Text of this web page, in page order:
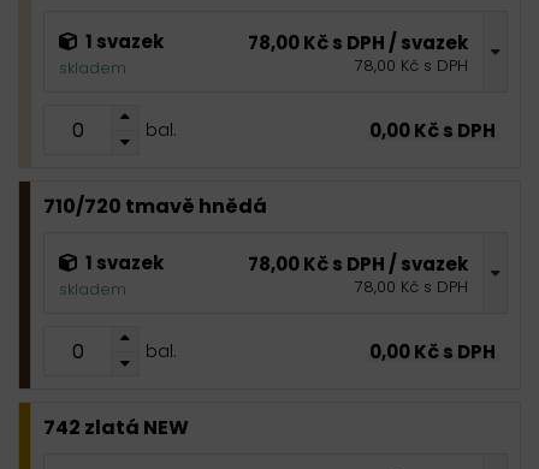
1 svazek
skladem
78,00 Kč s DPH / svazek
78,00 Kč s DPH
bal. 0,00 Kč s DPH
710/720 tmavě hnědá
1 svazek
skladem
78,00 Kč s DPH / svazek
78,00 Kč s DPH
bal. 0,00 Kč s DPH
742 zlatá NEW